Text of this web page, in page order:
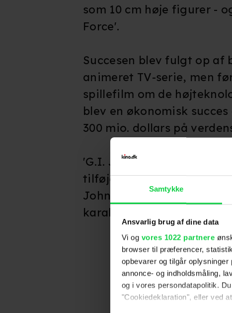
Samtykke
Ansvarlig brug af dine data
Vi og vores 1022 partnere
browser til præferencer,
opbevarer og tilgår
annonce- og indholdsmåling,
og i vores persondatapolitik.
"Cookiedeklaration", eller ved
som 10 cm høje figurer -
Force'.
Succesen blev fulgt op af
animeret TV-serie, men
spillefilm om de
blev en økonomisk
300 mio. dollars på
'G.I. Joe: Retaliation' er
tilføjer bl.a. Bruce Willis,
Johnson til rollelisten -
karakteren Roadblock.